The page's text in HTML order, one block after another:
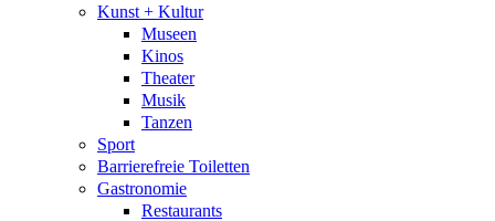
Kunst + Kultur
Museen
Kinos
Theater
Musik
Tanzen
Sport
Barrierefreie Toiletten
Gastronomie
Restaurants